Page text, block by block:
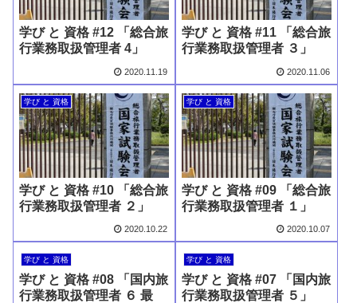
学び と 資格 #12 「総合旅
行業務取扱管理者 4」
2020.11.19
学び と 資格 #11 「総合旅
行業務取扱管理者 ３」
2020.11.06
学び と 資格
学び と 資格 #10 「総合旅
行業務取扱管理者 ２」
2020.10.22
学び と 資格
学び と 資格 #09 「総合旅
行業務取扱管理者 １」
2020.10.07
学び と 資格
学び と 資格 #08 「国内旅
行業務取扱管理者 ６ 最
学び と 資格
学び と 資格 #07 「国内旅
行業務取扱管理者 ５」